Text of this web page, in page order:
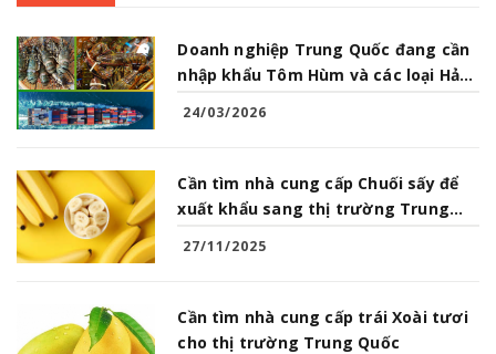
Doanh nghiệp Trung Quốc đang cần
nhập khẩu Tôm Hùm và các loại Hải
24/03/2026
Cần tìm nhà cung cấp Chuối sấy để
xuất khẩu sang thị trường Trung
27/11/2025
Cần tìm nhà cung cấp trái Xoài tươi
cho thị trường Trung Quốc